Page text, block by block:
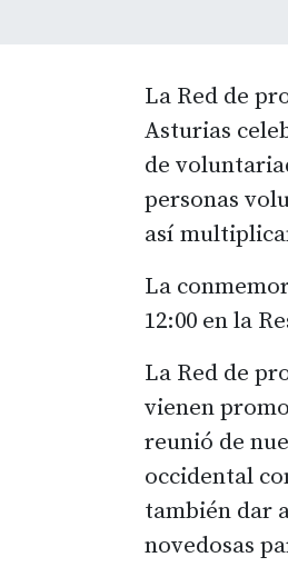
La Red de
Asturias
de
personas
así
La
12:00 en la
La Red de
vienen
reunió de
occidental
también dar
novedosas